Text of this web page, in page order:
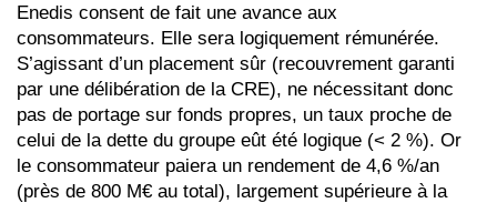
Enedis consent de fait une avance aux
consommateurs. Elle sera logiquement rémunérée.
S’agissant d’un placement sûr (recouvrement garanti
par une délibération de la CRE), ne nécessitant donc
pas de portage sur fonds propres, un taux proche de
celui de la dette du groupe eût été logique (< 2 %). Or
le consommateur paiera un rendement de 4,6 %/an
(près de 800 M€ au total), largement supérieure à la